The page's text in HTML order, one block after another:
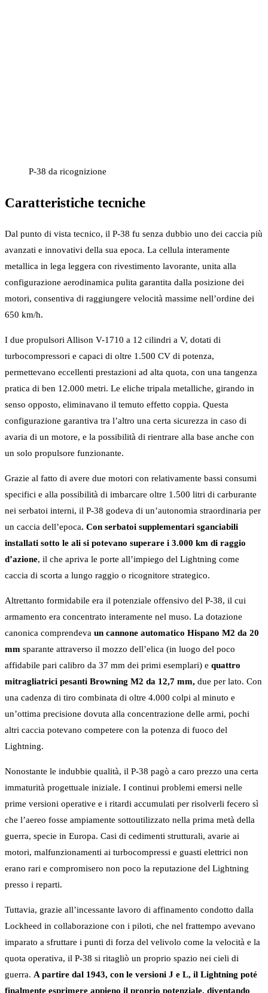
P-38 da ricognizione
Caratteristiche tecniche
Dal punto di vista tecnico, il P-38 fu senza dubbio uno dei caccia più
avanzati e innovativi della sua epoca. La cellula interamente
metallica in lega leggera con rivestimento lavorante, unita alla
configurazione aerodinamica pulita garantita dalla posizione dei
motori, consentiva di raggiungere velocità massime nell’ordine dei
650 km/h.
I due propulsori Allison V-1710 a 12 cilindri a V, dotati di
turbocompressori e capaci di oltre 1.500 CV di potenza,
permettevano eccellenti prestazioni ad alta quota, con una tangenza
pratica di ben 12.000 metri. Le eliche tripala metalliche, girando in
senso opposto, eliminavano il temuto effetto coppia. Questa
configurazione garantiva tra l’altro una certa sicurezza in caso di
avaria di un motore, e la possibilità di rientrare alla base anche con
un solo propulsore funzionante.
Grazie al fatto di avere due motori con relativamente bassi consumi
specifici e alla possibilità di imbarcare oltre 1.500 litri di carburante
nei serbatoi interni, il P-38 godeva di un’autonomia straordinaria per
un caccia dell’epoca. Con serbatoi supplementari sganciabili
installati sotto le ali si potevano superare i 3.000 km di raggio
d’azione, il che apriva le porte all’impiego del Lightning come
caccia di scorta a lungo raggio o ricognitore strategico.
Altrettanto formidabile era il potenziale offensivo del P-38, il cui
armamento era concentrato interamente nel muso. La dotazione
canonica comprendeva un cannone automatico Hispano M2 da 20
mm sparante attraverso il mozzo dell’elica (in luogo del poco
affidabile pari calibro da 37 mm dei primi esemplari) e quattro
mitragliatrici pesanti Browning M2 da 12,7 mm, due per lato. Con
una cadenza di tiro combinata di oltre 4.000 colpi al minuto e
un’ottima precisione dovuta alla concentrazione delle armi, pochi
altri caccia potevano competere con la potenza di fuoco del
Lightning.
Nonostante le indubbie qualità, il P-38 pagò a caro prezzo una certa
immaturità progettuale iniziale. I continui problemi emersi nelle
prime versioni operative e i ritardi accumulati per risolverli fecero sì
che l’aereo fosse ampiamente sottoutilizzato nella prima metà della
guerra, specie in Europa. Casi di cedimenti strutturali, avarie ai
motori, malfunzionamenti ai turbocompressi e guasti elettrici non
erano rari e compromisero non poco la reputazione del Lightning
presso i reparti.
Tuttavia, grazie all’incessante lavoro di affinamento condotto dalla
Lockheed in collaborazione con i piloti, che nel frattempo avevano
imparato a sfruttare i punti di forza del velivolo come la velocità e la
quota operativa, il P-38 si ritagliò un proprio spazio nei cieli di
guerra. A partire dal 1943, con le versioni J e L, il Lightning poté
finalmente esprimere appieno il proprio potenziale, diventando